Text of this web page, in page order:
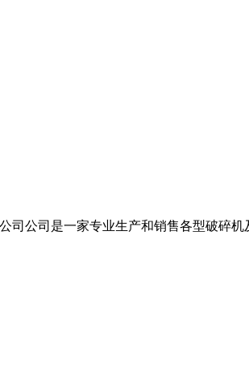
司公司是一家专业生产和销售各型破碎